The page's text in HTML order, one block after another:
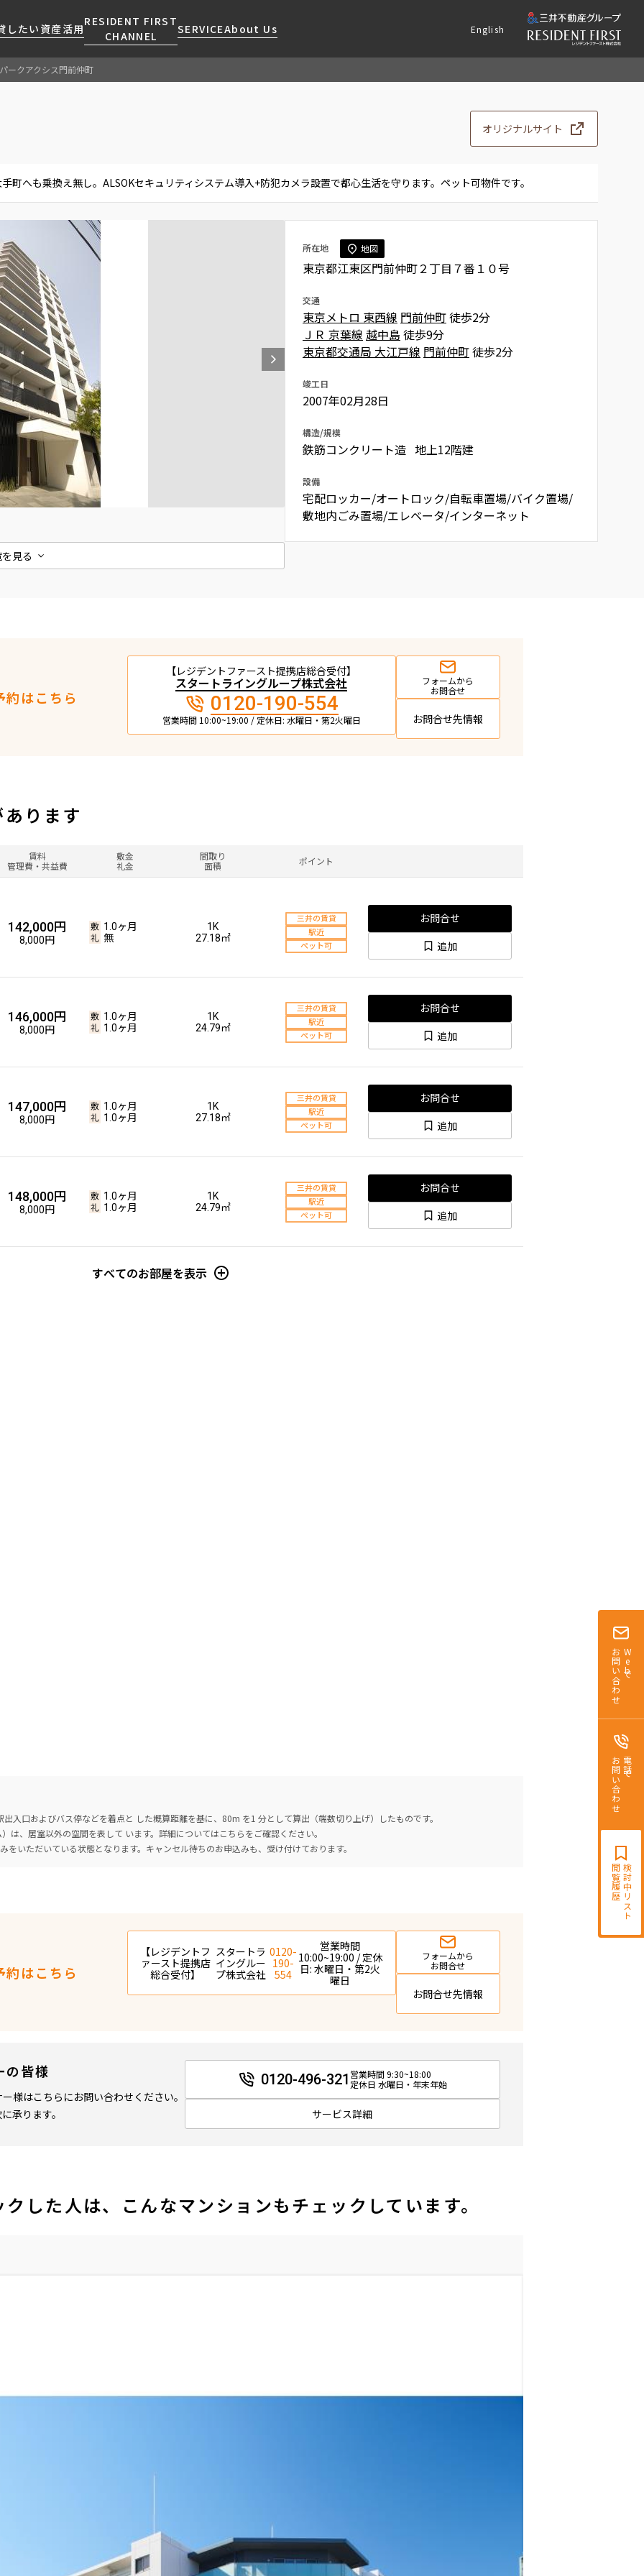
したい 資産活用
RESIDENT FIRST
CHANNEL
SERVICEAbout Us
採用情報
お問い合わせ
駅・沿線から探す
キーワードから探す
新着情報から探す
ニュースから探す
新着募集情報
新築
住まいのコラム
MEMBERS登録
ご入居・提携サービス
お部屋探しからご契約まで
よくあるご質問
社宅紹介
【仲介会社様向け】当社仲介
事業部取り扱い物件入居申
込
English
Webで
お問い合わせ
電話で
お問い合わせ
検討中リスト
閲覧履歴
パークアクシス門前仲町
オリジナルサイト
へも乗換え無し。ALSOKセキュリティシステム導入+防犯カメラ設置で都心生活を守ります。ペット可物件です。
見る
所在地 地図
東京都江東区門前仲町２丁目７番１０号
交通
東京メトロ 東西線 門前仲町徒歩2分
ＪＲ 京葉線 越中島徒歩9分
東京都交通局 大江戸線 門前仲町徒歩2分
竣工日
2007年02月28日
構造/規模
鉄筋コンクリート造 地上12階建
設備
宅配ロッカー/オートロック/自転車置場/バイク置場/
敷地内ごみ置場/エレベータ/インターネット
約はこちら
【レジデントファースト提携店総合受付】
スタートライングループ株式会社
0120-190-554
営業時間 10:00~19:00 / 定休日: 水曜日・第2火曜日
フォームから
お問合せ
お問合せ先情報
ります
賃料
管理費・共益費
敷金
礼金
間取り
面積
ポイント
142,000円
8,000円
1.0ヶ月
無
1K
27.18㎡
三井の賃貸
駅近
ペット可
お問合せ
追加
146,000円
8,000円
1.0ヶ月
1.0ヶ月
1K
24.79㎡
三井の賃貸
駅近
ペット可
お問合せ
追加
147,000円
8,000円
1.0ヶ月
1.0ヶ月
1K
27.18㎡
三井の賃貸
駅近
ペット可
お問合せ
追加
148,000円
8,000円
1.0ヶ月
1.0ヶ月
1K
24.79㎡
三井の賃貸
駅近
ペット可
お問合せ
追加
すべてのお部屋を表示
入口およびバス停などを着点と した概算距離を基に、80m を1 分として算出（端数切り上げ）したものです。
は、居室以外の空間を表して います。詳細についてはこちらをご確認ください。
をいただいている状態となります。キャンセル待ちのお申込みも、受け付けております。
約はこちら
【レジデントフ
ァースト提携店
総合受付】
スタートラ
イングルー
プ株式会社
0120-
190-
554
営業時間
10:00~19:00 / 定休
日: 水曜日・第2火
曜日
フォームから
お問合せ
お問合せ先情報
の皆様
様はこちらにお問い合わせください。
承ります。
0120-496-321 営業時間 9:30~18:00
定休日 水曜日・年末年始
サービス詳細
した人は、こんなマンションもチェックしています。